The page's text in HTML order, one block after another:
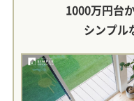
1000万円台
シンプル